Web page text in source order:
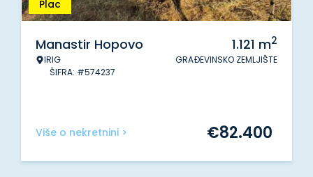
Plac
Manastir Hopovo
IRIG
ŠIFRA: #574237
1.121 m2
GRAĐEVINSKO ZEMLJIŠTE
Više o nekretnini > €82.400